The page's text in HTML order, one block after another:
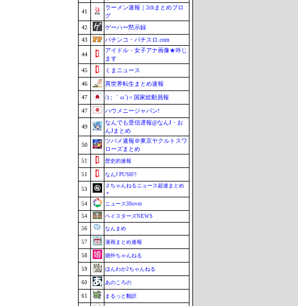
41
ラーメン速報｜2chまとめブロ
グ
42
ゲーハー黙示録
43
パチンコ・パチスロ.com
44
アイドル・女子アナ画像★吟じ
ます
45
くまニュース
46 異世界転生まとめ速報
47 /)；｀ω´)＜国家総動員報
47 ハウメニージャパン!
49
なんでも受信遅報@なんJ・お
んJまとめ
50
ツバメ速報＠東京ヤクルトスワ
ローズまとめ
51 歴史的速報
51 なんJ PUSH!!
53
２ちゃんねるニュース超速まとめ
＋
54
ニュース30over
54 ベイスターズNEWS
56 なんまめ
57 漫画まとめ速報
58 婚外ちゃんねる
59 ほんわか2ちゃんねる
60 あのころの
61 まるっと翻訳